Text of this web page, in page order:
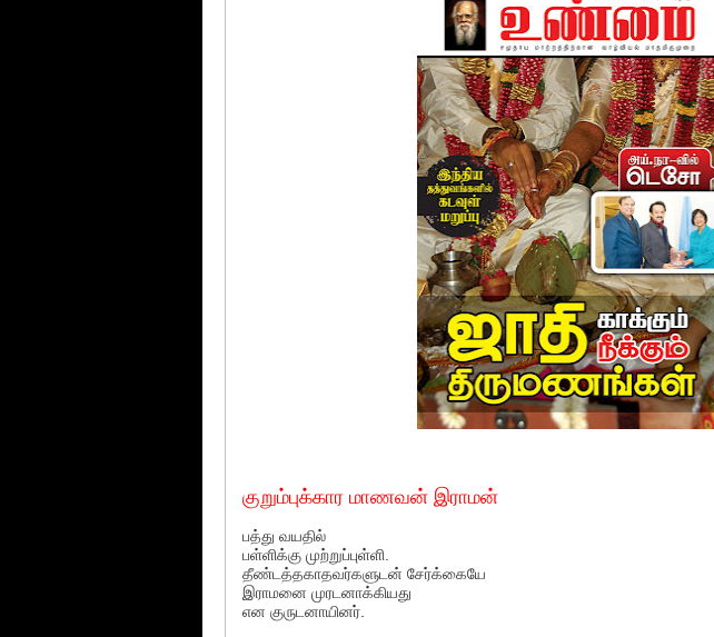
குறும்புக்கார மாணவன் இராமன்
பத்து வயதில்
பள்ளிக்கு முற்றுப்புள்ளி.
தீண்டத்தகாதவர்களுடன் சேர்க்கையே
இராமனை முரடனாக்கியது
என குருடனாயினர்.